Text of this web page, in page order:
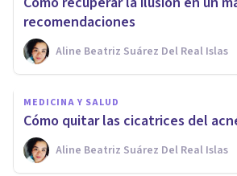
recomendaciones
Aline Beatriz Suárez Del Real Islas
MEDICINA Y SALUD
Cómo quitar las cicatrices del
Aline Beatriz Suárez Del Real Islas